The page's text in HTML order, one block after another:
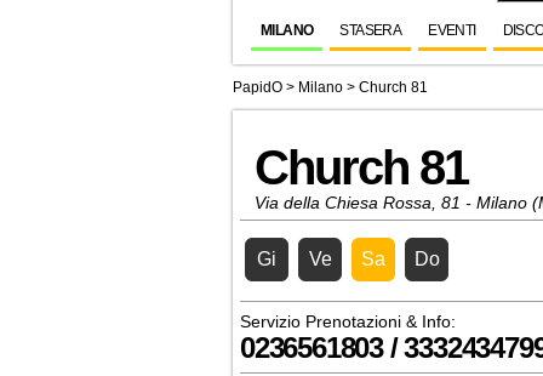
MILANO STASERA EVENTI
PapidO > Milano > Church 81
Church 81
Via della Chiesa Rossa, 81 - Milano
Gi Ve Sa Do
Servizio Prenotazioni & Info:
0236561803 /